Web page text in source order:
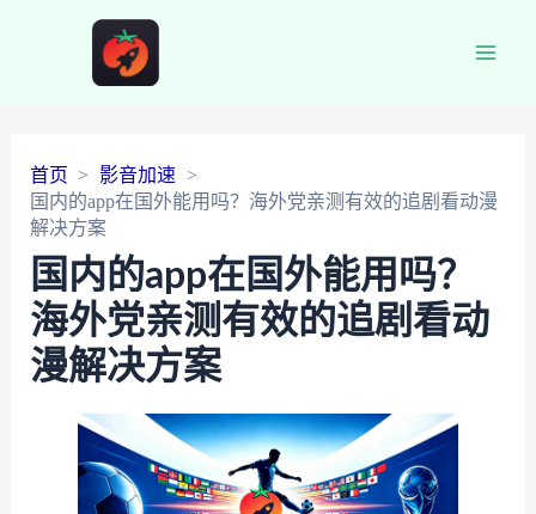
首页
影音加速
国内的app在国外能用吗？海外党亲测有效的追剧看动漫
解决方案
国内的app在国外能用吗？
海外党亲测有效的追剧看动
漫解决方案